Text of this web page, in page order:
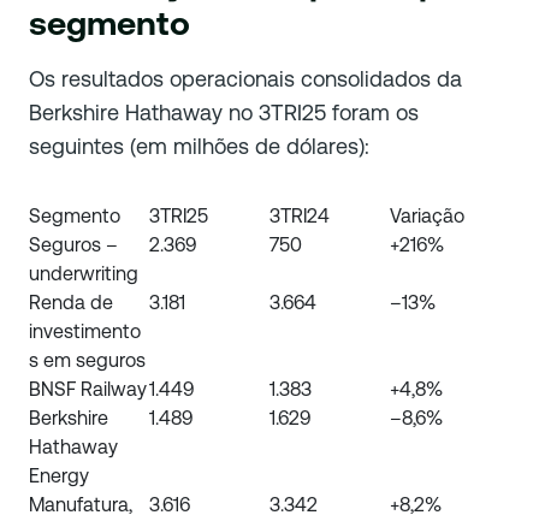
segmento
Os resultados operacionais consolidados da
Berkshire Hathaway no 3TRI25 foram os
seguintes (em milhões de dólares):
Segmento 3TRI25 3TRI24
Variação
Seguros –
underwriting
2.369 750 +216%
Renda de
investimento
s em seguros
3.181 3.664 –13%
BNSF Railway1.449 1.383
+4,8%
Berkshire
Hathaway
Energy
1.489 1.629 –8,6%
Manufatura,
3.616 3.342 +8,2%